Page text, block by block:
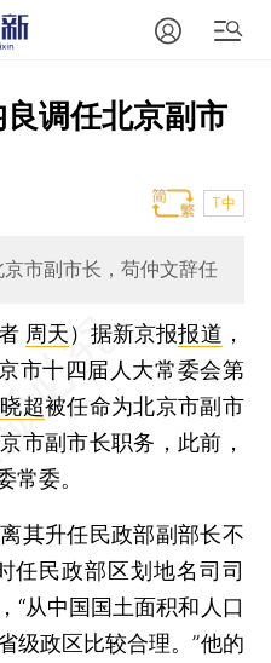
调任北京副市
T中
市副市长，苟仲文辞任
周天）据新京报报道 ，
市十四届人大常委会第
超被任命为北京市副市
市副市长职务，此前，
常委。
升任民政部副部长不
任民政部区划地名司司
“从中国国土面积和人口
级政区比较合理。”他的